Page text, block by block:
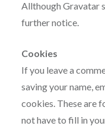
Allthough Gravatar
further notice.
Cookies
If you leave a
saving your name,
cookies. These are
not have to fill in